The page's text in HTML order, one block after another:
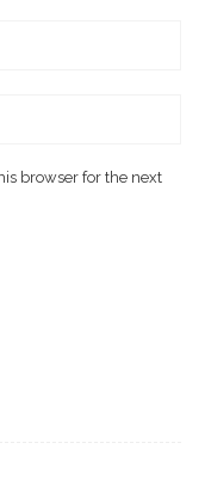
browser for the next